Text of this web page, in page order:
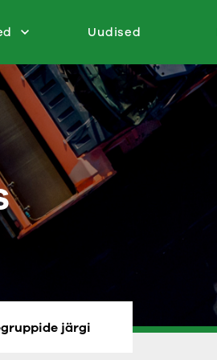
Uudised
järgi